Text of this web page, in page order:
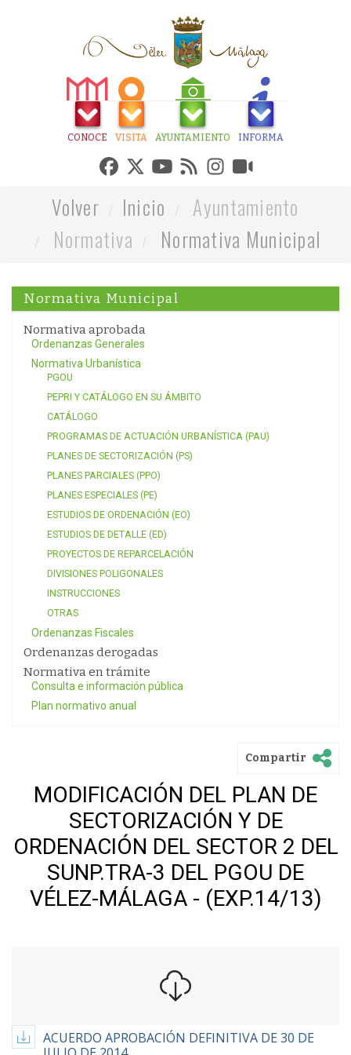
CONOCE VISITA AYUNTAMIENTO INFORMA
Volver Inicio
Ayuntamiento
Normativa
Normativa Municipal
Normativa Municipal
Normativa aprobada
Ordenanzas Generales
Normativa Urbanística
PGOU
PEPRI Y CATÁLOGO EN SU ÁMBITO
CATÁLOGO
PROGRAMAS DE ACTUACIÓN URBANÍSTICA (PAU)
PLANES DE SECTORIZACIÓN (PS)
PLANES PARCIALES (PPO)
PLANES ESPECIALES (PE)
ESTUDIOS DE ORDENACIÓN (EO)
ESTUDIOS DE DETALLE (ED)
PROYECTOS DE REPARCELACIÓN
DIVISIONES POLIGONALES
INSTRUCCIONES
OTRAS
Ordenanzas Fiscales
Ordenanzas derogadas
Normativa en trámite
Consulta e información pública
Plan normativo anual
Compartir
MODIFICACIÓN DEL PLAN DE
SECTORIZACIÓN Y DE
ORDENACIÓN DEL SECTOR 2 DEL
SUNP.TRA-3 DEL PGOU DE
VÉLEZ-MÁLAGA - (EXP.14/13)
ACUERDO APROBACIÓN DEFINITIVA DE 30 DE